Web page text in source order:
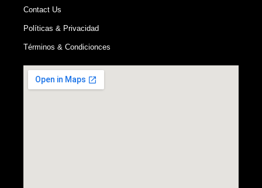
Contact Us
Políticas & Privacidad
Términos & Condicionces